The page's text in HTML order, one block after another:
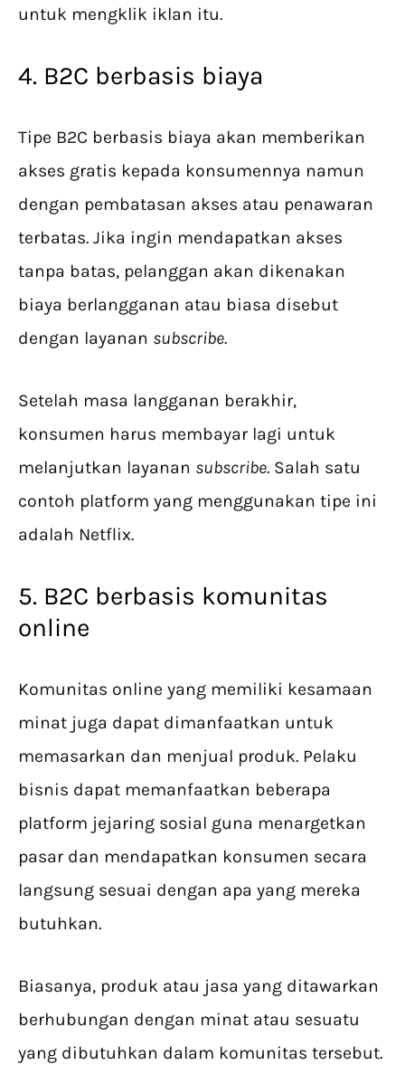
untuk mengklik iklan itu.
4. B2C berbasis biaya
Tipe B2C berbasis biaya akan memberikan
akses gratis kepada konsumennya namun
dengan pembatasan akses atau penawaran
terbatas. Jika ingin mendapatkan akses
tanpa batas, pelanggan akan dikenakan
biaya berlangganan atau biasa disebut
dengan layanan subscribe.
Setelah masa langganan berakhir,
konsumen harus membayar lagi untuk
melanjutkan layanan subscribe. Salah satu
contoh platform yang menggunakan tipe ini
adalah Netflix.
5. B2C berbasis komunitas
online
Komunitas online yang memiliki kesamaan
minat juga dapat dimanfaatkan untuk
memasarkan dan menjual produk. Pelaku
bisnis dapat memanfaatkan beberapa
platform jejaring sosial guna menargetkan
pasar dan mendapatkan konsumen secara
langsung sesuai dengan apa yang mereka
butuhkan.
Biasanya, produk atau jasa yang ditawarkan
berhubungan dengan minat atau sesuatu
yang dibutuhkan dalam komunitas tersebut.